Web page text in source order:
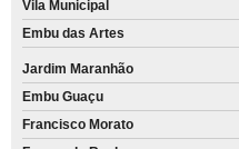
Vila Municipal
Embu das Artes
Jardim Maranhão
Embu Guaçu
Francisco Morato